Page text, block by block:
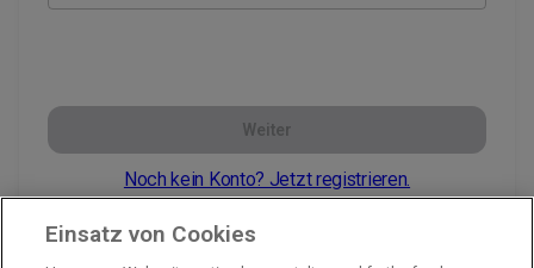
Weiter
Noch kein Konto? Jetzt registrieren.
Einsatz von Cookies